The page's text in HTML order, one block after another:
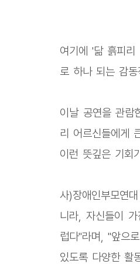
여기에 '닮 흙피
로 하나 되는 감
이날 공연을 관람
리 어르신들에게
이런 뜻깊은 기회
사)장애인부모연
니라, 자신들이
럽다"라며, "앞으
있도록 다양한 활